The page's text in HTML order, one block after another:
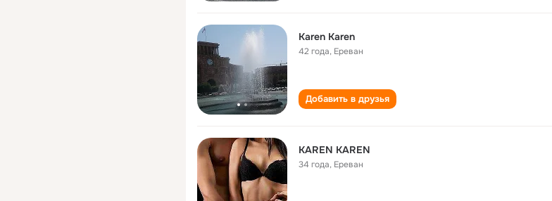
Karen Karen
42 года, Ереван
Добавить в друзья
KAREN KAREN
34 года, Ереван